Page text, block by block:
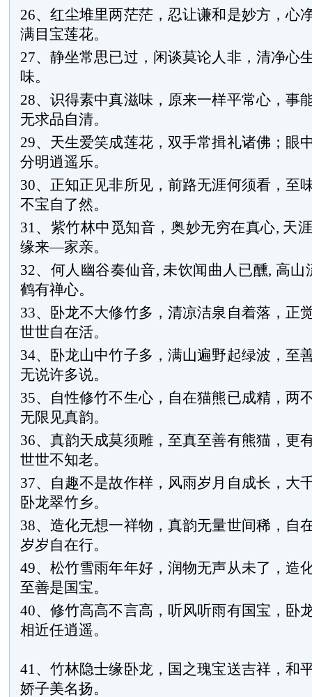
26、红尘堆里两茫茫，忍让谦和是妙方，心
满目宝莲花。
27、静坐常思已过，闲谈莫论人非，清净心
味。
28、识得素中真滋味，原来一样平常心，事
无求品自清。
29、天生爱笑成莲花，双手常揖礼诸佛；眼
分明逍遥乐。
30、正知正见非所见，前路无涯何须看，至
不宝自了然。
31、紫竹林中觅知音，奥妙无穷在真心, 天
缘来—家亲。
32、何人幽谷奏仙音, 未饮闻曲人已醺, 高山
鹤有禅心。
33、卧龙不大修竹多，清凉洁泉自着落，正
世世自在活。
34、卧龙山中竹子多，满山遍野起绿波，至
无说许多说。
35、自性修竹不生心，自在猫熊已成精，两
无限见真韵。
36、真韵天成莫须雕，至真至善有熊猫，更
世世不知老。
37、自趣不是故作样，风雨岁月自成长，大
卧龙翠竹乡。
38、造化无想一祥物，真韵无量世间稀，自
岁岁自在行。
49、松竹雪雨年年好，润物无声从未了，造
至善是国宝。
40、修竹高高不言高，听风听雨有国宝，卧
相近任逍
41、竹林隐士缘卧龙，国之瑰宝送吉祥，和
娇子美名